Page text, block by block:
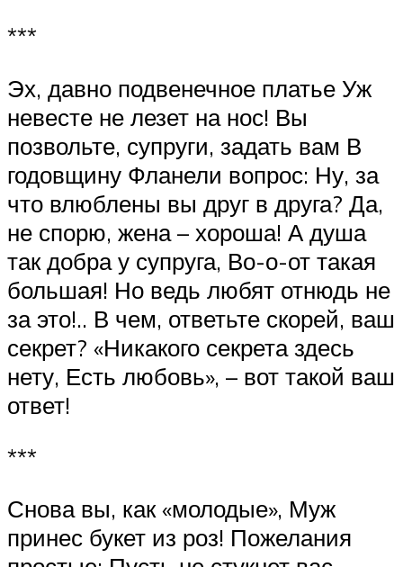
***
Эх, давно подвенечное платье Уж
невесте не лезет на нос! Вы
позвольте, супруги, задать вам В
годовщину Фланели вопрос: Ну, за
что влюблены вы друг в друга? Да,
не спорю, жена – хороша! А душа
так добра у супруга, Во-о-от такая
большая! Но ведь любят отнюдь не
за это!.. В чем, ответьте скорей, ваш
секрет? «Никакого секрета здесь
нету, Есть любовь», – вот такой ваш
ответ!
***
Снова вы, как «молодые», Муж
принес букет из роз! Пожелания